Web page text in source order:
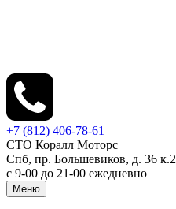
+7 (812) 406-78-61
СТО Коралл Моторс
Спб, пр. Большевиков, д. 36 к.2
с 9-00 до 21-00 ежедневно
Меню